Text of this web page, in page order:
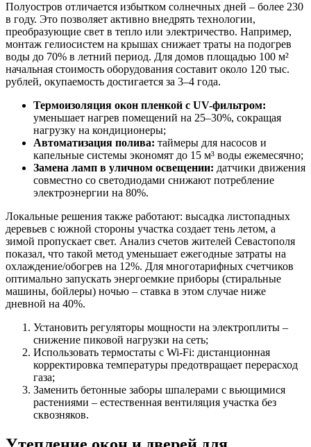
Полуостров отличается избытком солнечных дней – более 230
в году. Это позволяет активно внедрять технологии,
преобразующие свет в тепло или электричество. Например,
монтаж гелиосистем на крышах снижает траты на подогрев
воды до 70% в летний период. Для домов площадью 100 м²
начальная стоимость оборудования составит около 120 тыс.
рублей, окупаемость достигается за 3–4 года.
Термоизоляция окон пленкой с UV-фильтром:
уменьшает нагрев помещений на 25–30%, сокращая
нагрузку на кондиционеры;
Автоматизация полива: таймеры для насосов и
капельные системы экономят до 15 м³ воды ежемесячно;
Замена ламп в уличном освещении: датчики движения
совместно со светодиодами снижают потребление
электроэнергии на 80%.
Локальные решения также работают: высадка листопадных
деревьев с южной стороны участка создает тень летом, а
зимой пропускает свет. Анализ счетов жителей Севастополя
показал, что такой метод уменьшает ежегодные затраты на
охлаждение/обогрев на 12%. Для многотарифных счетчиков
оптимально запускать энергоемкие приборы (стиральные
машины, бойлеры) ночью – ставка в этом случае ниже
дневной на 40%.
Установить регуляторы мощности на электроплиты –
снижение пиковой нагрузки на сеть;
Использовать термостаты с Wi-Fi: дистанционная
корректировка температуры предотвращает перерасход
газа;
Заменить бетонные заборы шпалерами с вьющимися
растениями – естественная вентиляция участка без
сквозняков.